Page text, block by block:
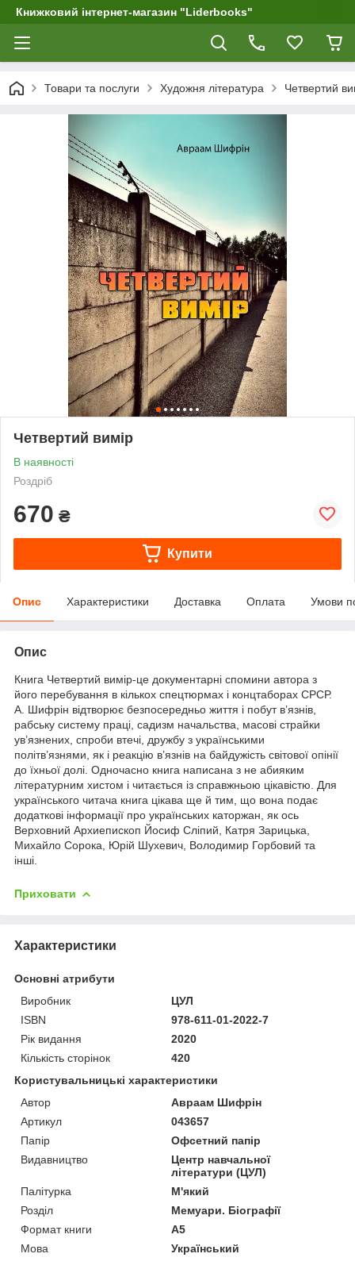
Книжковий інтернет-магазин "Liderbooks"
Товари та послуги Художня література Четвертий
Четвертий вимір
В наявності
Роздріб
670 ₴
Купити
Опис Характеристики Доставка Оплата Умови
Опис
Книга Четвертий вимір-це документарні спомини автора з
його перебування в кількох спецтюрмах і концтаборах СРСР.
А. Шифрін відтворює безпосередньо життя і побут в’язнів,
рабську систему праці, садизм начальства, масові страйки
ув’язнених, спроби втечі, дружбу з українськими
політв’язнями, як і реакцію в’язнів на байдужість світової опінії
до їхньої долі. Одночасно книга написана з не абияким
літературним хистом і читається із справжньою цікавістю. Для
українського читача книга цікава ще й тим, що вона подає
додаткові інформації про українських каторжан, як ось
Верховний Архиепископ Йосиф Сліпий, Катря Зарицька,
Михайло Сорока, Юрій Шухевич, Володимир Горбовий та
інші.
Приховати
Характеристики
Основні атрибути
Виробник
ЦУЛ
ISBN
978-611-01-2022-7
Рік видання
2020
Кількість сторінок
420
Користувальницькі характеристики
Автор
Авраам Шифрін
Артикул
043657
Папір
Офсетний папір
Видавництво
Центр навчальної
літератури (ЦУЛ)
Палітурка
М'який
Розділ
Мемуари. Біографії
Формат книги
А5
Мова
Український